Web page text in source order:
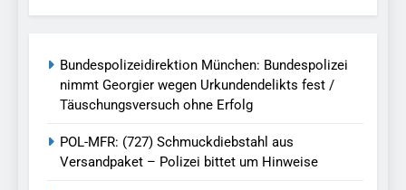
Bundespolizeidirektion München: Bundespolizei
nimmt Georgier wegen Urkundendelikts fest /
Täuschungsversuch ohne Erfolg
POL-MFR: (727) Schmuckdiebstahl aus
Versandpaket – Polizei bittet um Hinweise